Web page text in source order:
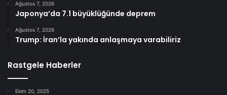
Ağustos 7, 2026
Japonya’da 7.1 büyüklüğünde deprem
Ağustos 7, 2026
Trump: İran’la yakında anlaşmaya varabiliriz
Rastgele Haberler
Ekim 20, 2025